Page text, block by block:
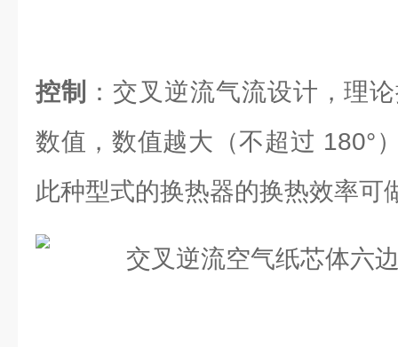
控制
：交叉逆流气流设计，理
数值，数值越大（不超过 180°
此种型式的换热器的换热效率可